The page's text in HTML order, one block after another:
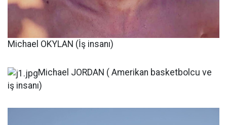
Michael OKYLAN (İş insanı)
Michael JORDAN ( Amerikan basketbolcu ve
iş insanı)